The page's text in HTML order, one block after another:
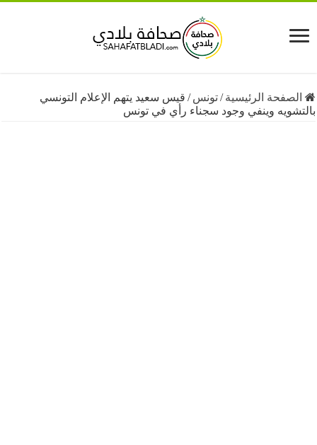
الرئيسية /تونس /قيس سعيد يتهم الإعلام التونسي
وينفي وجود سجناء رأي في تونس